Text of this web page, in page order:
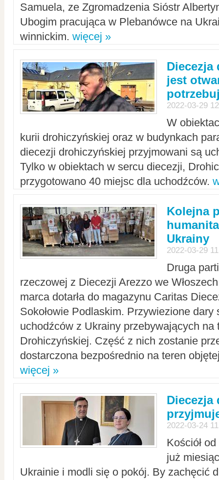
Samuela, ze Zgromadzenia Sióstr
Ubogim pracująca w Plebanówce na
winnickim. więcej »
Diecezja
jest
2022-03-29
W
kurii drohiczyńskiej oraz w budynkach
diecezji drohiczyńskiej przyjmowani są
Tylko w obiektach w sercu diecezji,
przygotowano 40 miejsc dla uchodźców.
Kolejna
Ukrainy
2022-03-29
Druga
rzeczowej z Diecezji Arezzo we
marca dotarła do magazynu Caritas
Sokołowie Podlaskim. Przywiezione dary
uchodźców z Ukrainy przebywających na
Drohiczyńskiej. Część z nich zostanie
dostarczona bezpośrednio na teren
więcej »
Diecezja
2022-03-24
Kościół
już
Ukrainie i modli się o pokój. By zachęcić